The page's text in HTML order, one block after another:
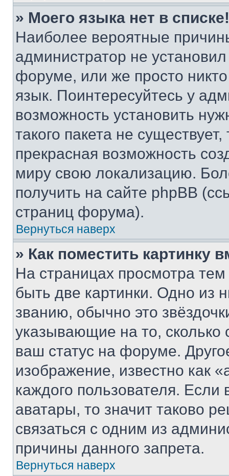
» Моего языка нет в списке!
Наиболее вероятные
администратор не
форуме, или же просто
язык. Поинтересуйтесь у
возможность установить
такого пакета не
прекрасная возможность
миру свою локализацию.
получить на сайте phpBB
страниц форума).
Вернуться наверх
» Как поместить картинку
На страницах просмотра
быть две картинки. Одно из
званию, обычно это
указывающие на то,
ваш статус на форуме.
изображение, известно как
каждого пользователя.
аватары, то значит таково
связаться с одним из
причины данного запрета.
Вернуться наверх